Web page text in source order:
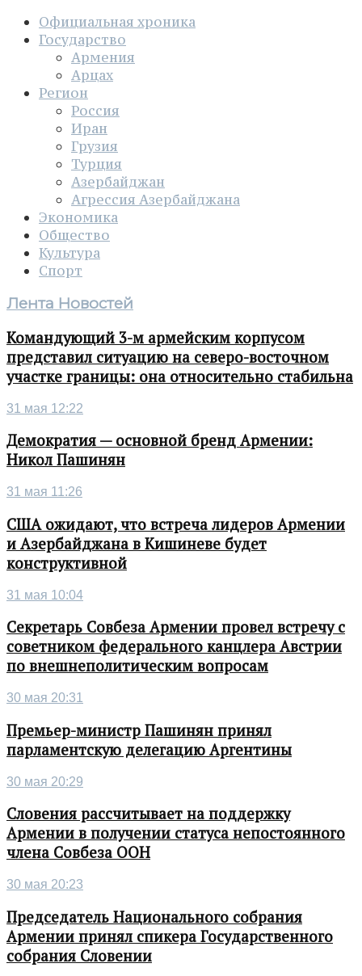
Официальная хроника
Государство
Армения
Арцах
Регион
Россия
Иран
Грузия
Турция
Азербайджан
Агрессия Азербайджана
Экономика
Общество
Культура
Спорт
Лента Новостей
Командующий 3-м армейским корпусом
представил ситуацию на северо-восточном
участке границы: она относительно стабильна
31 мая 12:22
Демократия — основной бренд Армении:
Никол Пашинян
31 мая 11:26
США ожидают, что встреча лидеров Армении
и Азербайджана в Кишиневе будет
конструктивной
31 мая 10:04
Секретарь Совбеза Армении провел встречу с
советником федерального канцлера Австрии
по внешнеполитическим вопросам
30 мая 20:31
Премьер-министр Пашинян принял
парламентскую делегацию Аргентины
30 мая 20:29
Словения рассчитывает на поддержку
Армении в получении статуса непостоянного
члена Совбеза ООН
30 мая 20:23
Председатель Национального собрания
Армении принял спикера Государственного
собрания Словении